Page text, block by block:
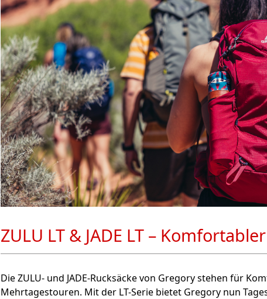
ZULU LT & JADE LT –
Die ZULU- und JADE-Rucksäcke von Gregory stehen für
Mehrtagestouren. Mit der LT-Serie bietet Gregory nun